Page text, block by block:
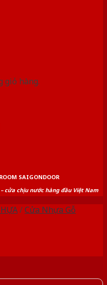
giỏ hàng.
SAIGONDOOR
cửa chịu nước hàng đầu Việt Nam
/Cửa Nhựa Gỗ